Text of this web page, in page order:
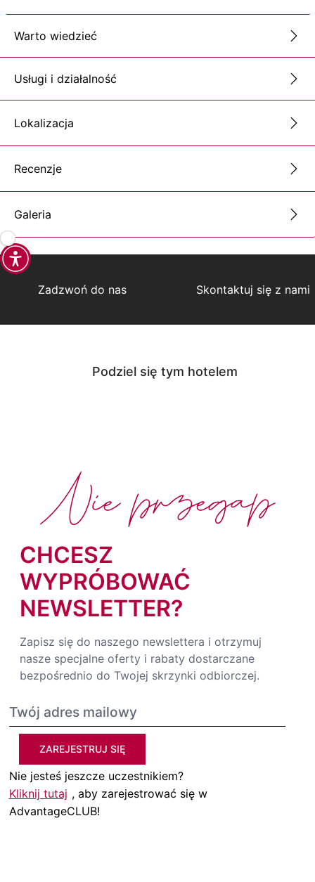
Warto wiedzieć
Usługi i działalność
Lokalizacja
Recenzje
Galeria
Zadzwoń do nas Skontaktuj się z nami
Podziel się tym hotelem
CHCESZ
WYPRÓBOWAĆ
NEWSLETTER?
Zapisz się do naszego newslettera i otrzymuj
nasze specjalne oferty i rabaty dostarczane
bezpośrednio do Twojej skrzynki odbiorczej.
ZAREJESTRUJ SIĘ
Nie jesteś jeszcze uczestnikiem?
Kliknij tutaj , aby zarejestrować się w
AdvantageCLUB!
Nie przegap